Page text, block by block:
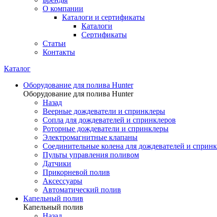
О компании
Каталоги и сертификаты
Каталоги
Сертификаты
Статьи
Контакты
Каталог
Оборудование для полива Hunter
Оборудование для полива Hunter
Назад
Веерные дождеватели и спринклеры
Сопла для дождевателей и спринклеров
Роторные дождеватели и спринклеры
Электромагнитные клапаны
Соединительные колена для дождевателей и
Пульты управления поливом
Датчики
Прикорневой полив
Аксессуары
Автоматический полив
Капельный полив
Капельный полив